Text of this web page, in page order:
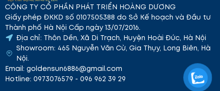
Liên Hệ Mua Hàng
Quý khách vui lòng liên hệ GS Cosmetics để mua
hàng:
Địa chỉ: 465 Nguyễn Văn Cừ, Gia Thụy, Long
Biên, Hà Nội.
Hotline: 0969 623 629 Email:
marketing@gsvn.vn
Quý khách đã ghé thăm gian hàng của chúng tôi.
Chúc Quý khách một ngày vui vẻ!
CÔNG TY CỔ PHẦN PHÁT TRIỂN HOÀNG DƯƠNG
Giấy phép ĐKKD số 0107505388 do Sở Kế hoạch và Đầu tư
Thành phố Hà Nội Cấp ngày 13/07/2016.
Địa chỉ: Thôn Dền, Xã Di Trạch, Huyện Hoài Đức, Hà Nội
Showroom: 465 Nguyễn Văn Cừ, Gia Thụy, Long Biên, Hà
Nội.
Email: goldensun6886@gmail.com
Hotline: 0973076579 - 096 962 39 29